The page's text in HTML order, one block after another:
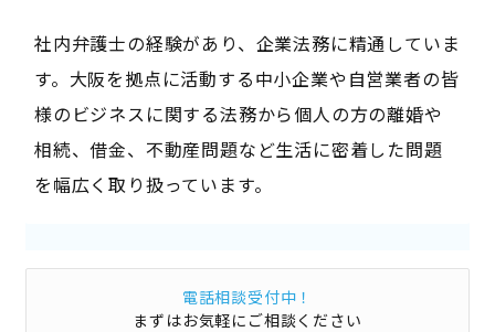
社内弁護士の経験があり、企業法務に精通していま
す。大阪を拠点に活動する中小企業や自営業者の皆
様のビジネスに関する法務から個人の方の離婚や
相続、借金、不動産問題など生活に密着した問題
を幅広く取り扱っています。
電話相談受付中！
まずはお気軽にご相談ください